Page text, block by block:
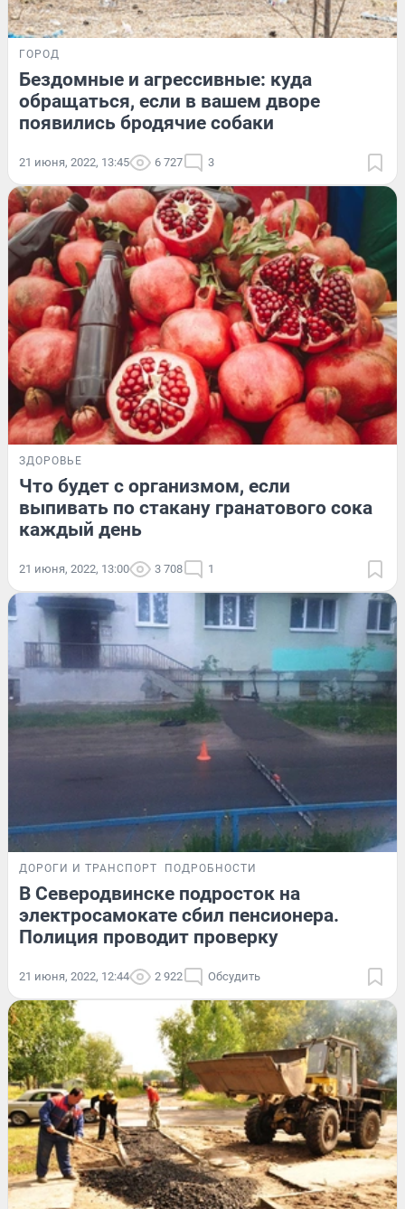
ГОРОД
Бездомные и агрессивные: куда
обращаться, если в вашем дворе
появились бродячие собаки
21 июня, 2022, 13:45 6 727 3
ЗДОРОВЬЕ
Что будет с организмом, если
выпивать по стакану гранатового сока
каждый день
21 июня, 2022, 13:00 3 708 1
ДОРОГИ И ТРАНСПОРТ ПОДРОБНОСТИ
В Северодвинске подросток на
электросамокате сбил пенсионера.
Полиция проводит проверку
21 июня, 2022, 12:44 2 922 Обсудить